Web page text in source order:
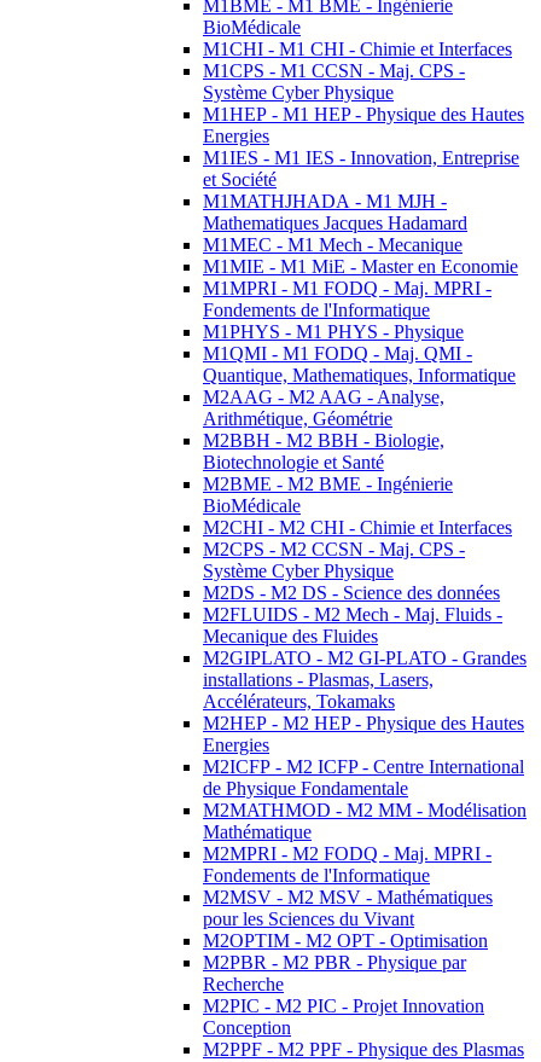
M1BME - M1 BME - Ingénierie
BioMédicale
M1CHI - M1 CHI - Chimie et Interfaces
M1CPS - M1 CCSN - Maj. CPS -
Système Cyber Physique
M1HEP - M1 HEP - Physique des Hautes
Energies
M1IES - M1 IES - Innovation, Entreprise
et Société
M1MATHJHADA - M1 MJH -
Mathematiques Jacques Hadamard
M1MEC - M1 Mech - Mecanique
M1MIE - M1 MiE - Master en Economie
M1MPRI - M1 FODQ - Maj. MPRI -
Fondements de l'Informatique
M1PHYS - M1 PHYS - Physique
M1QMI - M1 FODQ - Maj. QMI -
Quantique, Mathematiques, Informatique
M2AAG - M2 AAG - Analyse,
Arithmétique, Géométrie
M2BBH - M2 BBH - Biologie,
Biotechnologie et Santé
M2BME - M2 BME - Ingénierie
BioMédicale
M2CHI - M2 CHI - Chimie et Interfaces
M2CPS - M2 CCSN - Maj. CPS -
Système Cyber Physique
M2DS - M2 DS - Science des données
M2FLUIDS - M2 Mech - Maj. Fluids -
Mecanique des Fluides
M2GIPLATO - M2 GI-PLATO - Grandes
installations - Plasmas, Lasers,
Accélérateurs, Tokamaks
M2HEP - M2 HEP - Physique des Hautes
Energies
M2ICFP - M2 ICFP - Centre International
de Physique Fondamentale
M2MATHMOD - M2 MM - Modélisation
Mathématique
M2MPRI - M2 FODQ - Maj. MPRI -
Fondements de l'Informatique
M2MSV - M2 MSV - Mathématiques
pour les Sciences du Vivant
M2OPTIM - M2 OPT - Optimisation
M2PBR - M2 PBR - Physique par
Recherche
M2PIC - M2 PIC - Projet Innovation
Conception
M2PPF - M2 PPF - Physique des Plasmas